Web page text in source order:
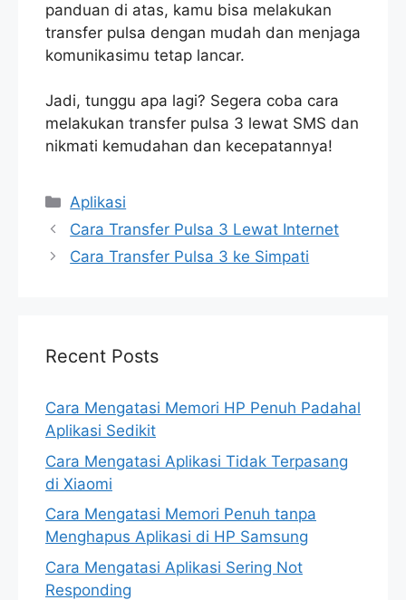
panduan di atas, kamu bisa melakukan
transfer pulsa dengan mudah dan menjaga
komunikasimu tetap lancar.
Jadi, tunggu apa lagi? Segera coba cara
melakukan transfer pulsa 3 lewat SMS dan
nikmati kemudahan dan kecepatannya!
Categories
Aplikasi
Cara Transfer Pulsa 3 Lewat Internet
Cara Transfer Pulsa 3 ke Simpati
Recent Posts
Cara Mengatasi Memori HP Penuh Padahal
Aplikasi Sedikit
Cara Mengatasi Aplikasi Tidak Terpasang
di Xiaomi
Cara Mengatasi Memori Penuh tanpa
Menghapus Aplikasi di HP Samsung
Cara Mengatasi Aplikasi Sering Not
Responding